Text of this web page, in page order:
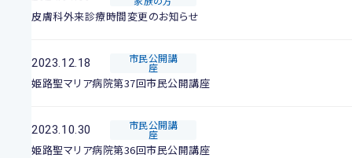
皮膚科外来診療時間変更のお知らせ
2023.12.18 市民公開講
座
姫路聖マリア病院第37回市民公開講座
2023.10.30 市民公開講
座
姫路聖マリア病院第36回市民公開講座